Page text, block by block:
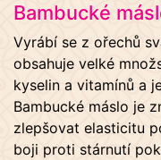
Bambucké
Vyrábí se z ořechů
obsahuje velké
kyselin a vitamínů a
Bambucké máslo je
zlepšovat elasticitu
boji proti stárnutí